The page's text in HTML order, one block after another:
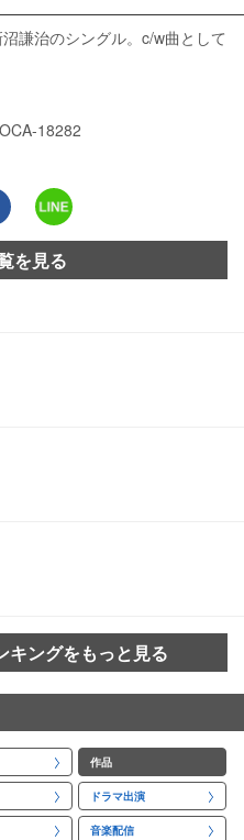
謙治のシングル。c/w曲として
18282
を見る
キングをもっと見る
作品
ドラマ出演
音楽配信